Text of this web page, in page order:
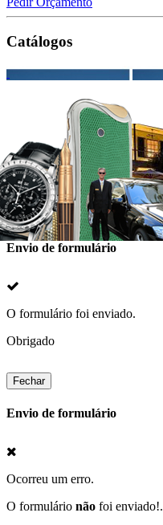
Catálogos
Envio de formulário
O formulário foi enviado.
Obrigado
Fechar
Envio de formulário
Ocorreu um erro.
O formulário não foi enviado!.